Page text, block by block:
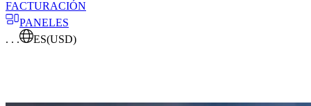
FACTURACIÓN
PANELES
. . .
ES(USD)